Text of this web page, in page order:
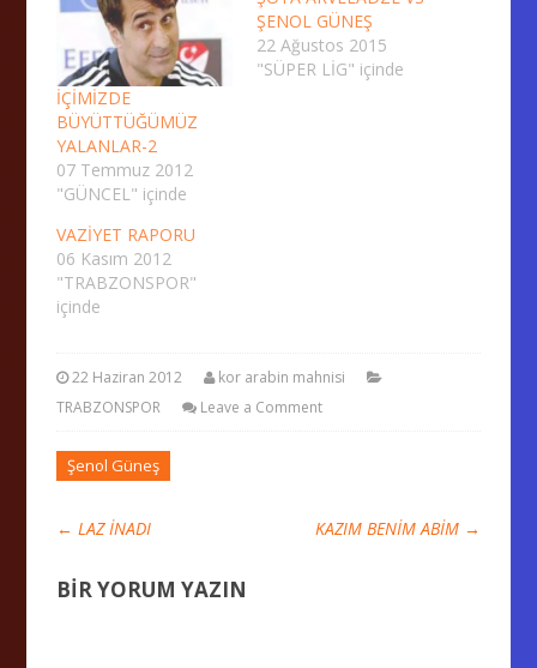
İÇİMİZDE
BÜYÜTTÜĞÜMÜZ
YALANLAR-2
07 Temmuz 2012
"GÜNCEL" içinde
ŞENOL GÜNEŞ
22 Ağustos 2015
"SÜPER LİG" içinde
VAZİYET RAPORU
06 Kasım 2012
"TRABZONSPOR"
içinde
22 Haziran 2012
kor arabin mahnisi
TRABZONSPOR
Leave a Comment
Şenol Güneş
← LAZ İNADI KAZIM BENİM ABİM →
BIR YORUM YAZIN